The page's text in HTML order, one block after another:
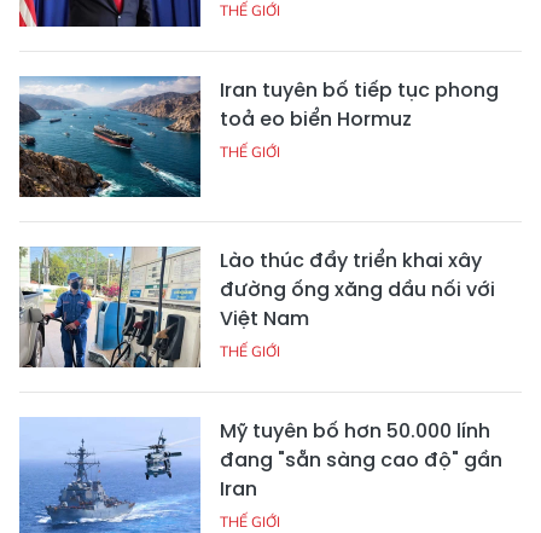
THẾ GIỚI
Iran tuyên bố tiếp tục phong
toả eo biển Hormuz
THẾ GIỚI
Lào thúc đẩy triển khai xây
đường ống xăng dầu nối với
Việt Nam
THẾ GIỚI
Mỹ tuyên bố hơn 50.000 lính
đang "sẵn sàng cao độ" gần
Iran
THẾ GIỚI